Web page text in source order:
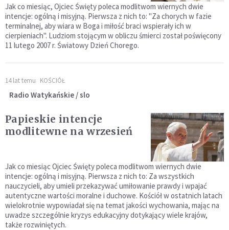
Jak co miesiąc, Ojciec Święty poleca modlitwom wiernych dwie
intencje: ogólną i misyjną. Pierwsza z nich to: "Za chorych w fazie
terminalnej, aby wiara w Boga i miłość braci wspierały ich w
cierpieniach". Ludziom stojącym w obliczu śmierci został poświęcony
11 lutego 2007 r. Światowy Dzień Chorego.
14 lat temu KOŚCIÓŁ
Radio Watykańskie / slo
Papieskie intencje
modlitewne na wrzesień
Jak co miesiąc Ojciec Święty poleca modlitwom wiernych dwie
intencje: ogólną i misyjną. Pierwsza z nich to: Za wszystkich
nauczycieli, aby umieli przekazywać umiłowanie prawdy i wpajać
autentyczne wartości moralne i duchowe. Kościół w ostatnich latach
wielokrotnie wypowiadał się na temat jakości wychowania, mając na
uwadze szczególnie kryzys edukacyjny dotykający wiele krajów,
także rozwiniętych.